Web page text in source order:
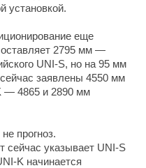
установкой.
еще
2795 мм —
UNI-S, но на 95 мм
заявлены 4550 мм
— 4865 и 2890 мм
прогноз.
сейчас указывает UNI-S
K начинается